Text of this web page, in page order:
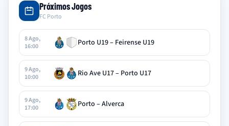
Próximos Jogos
FC Porto
8 Ago,
16:00
Porto U19 – Feirense U19
9 Ago,
10:00
Rio Ave U17 – Porto U17
9 Ago,
17:00
Porto – Alverca